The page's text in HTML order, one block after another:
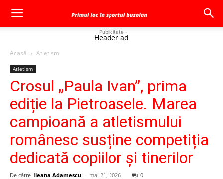
- Publicitate -
Header ad
Acasă Atletism
Atletism
Crosul „Paula Ivan”, prima
ediție la Pietroasele. Marea
campioană a atletismului
românesc susține competiția
dedicată copiilor și tinerilor
De către Ileana Adamescu - mai 21, 2026 0